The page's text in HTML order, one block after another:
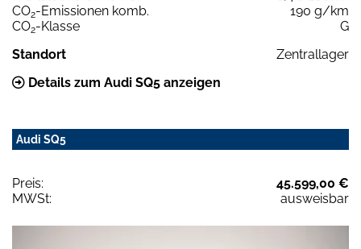
CO2-Emissionen komb.
190 g/km
CO2-Klasse
G
Standort
Zentrallager
Details zum Audi SQ5 anzeigen
Audi SQ5
Preis:
45.599,00 €
MWSt:
ausweisbar